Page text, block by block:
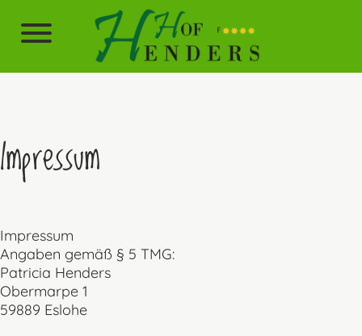
Impressum
Impressum
Angaben gemäß § 5 TMG:
Patricia Henders
Obermarpe 1
59889 Eslohe